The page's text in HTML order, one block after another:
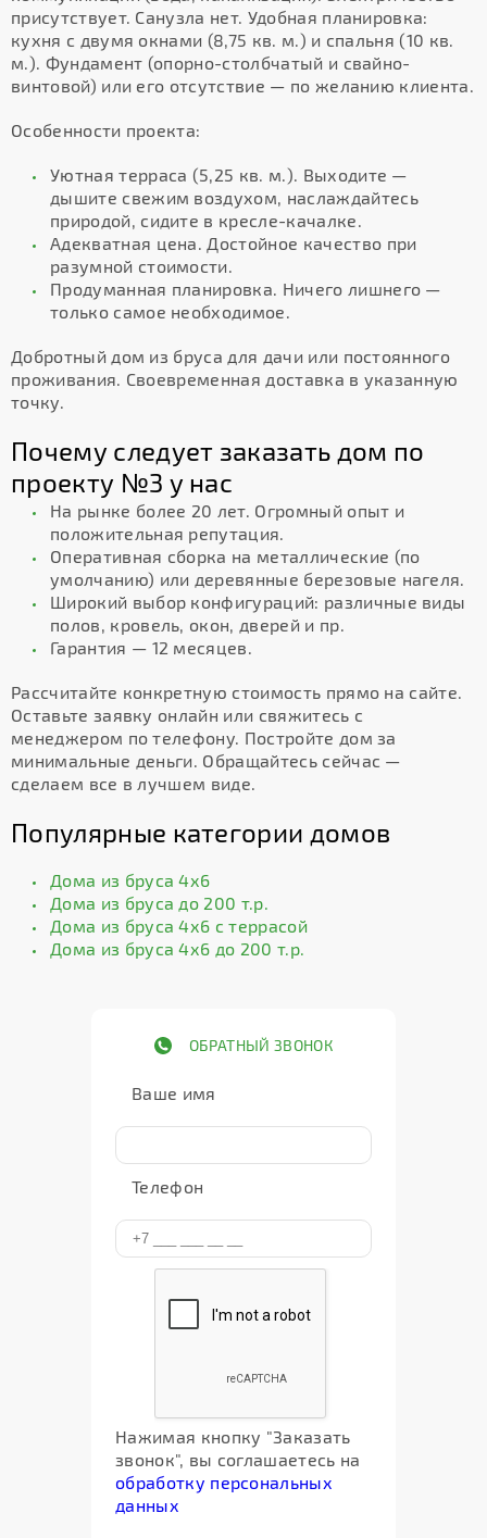
присутствует. Санузла нет. Удобная планировка:
кухня с двумя окнами (8,75 кв. м.) и спальня (10 кв.
м.). Фундамент (опорно-столбчатый и свайно-
винтовой) или его отсутствие — по желанию клиента.
Особенности проекта:
Уютная терраса (5,25 кв. м.). Выходите —
дышите свежим воздухом, наслаждайтесь
природой, сидите в кресле-качалке.
Адекватная цена. Достойное качество при
разумной стоимости.
Продуманная планировка. Ничего лишнего —
только самое необходимое.
Добротный дом из бруса для дачи или постоянного
проживания. Своевременная доставка в указанную
точку.
Почему следует заказать дом по
проекту №3 у нас
На рынке более 20 лет. Огромный опыт и
положительная репутация.
Оперативная сборка на металлические (по
умолчанию) или деревянные березовые нагеля.
Широкий выбор конфигураций: различные виды
полов, кровель, окон, дверей и пр.
Гарантия — 12 месяцев.
Рассчитайте конкретную стоимость прямо на сайте.
Оставьте заявку онлайн или свяжитесь с
менеджером по телефону. Постройте дом за
минимальные деньги. Обращайтесь сейчас —
сделаем все в лучшем виде.
Популярные категории домов
Дома из бруса 4х6
Дома из бруса до 200 т.р.
Дома из бруса 4х6 с террасой
Дома из бруса 4х6 до 200 т.р.
ОБРАТНЫЙ ЗВОНОК
Ваше имя
Телефон
Нажимая кнопку "Заказать
звонок", вы соглашаетесь на
обработку персональных
данных